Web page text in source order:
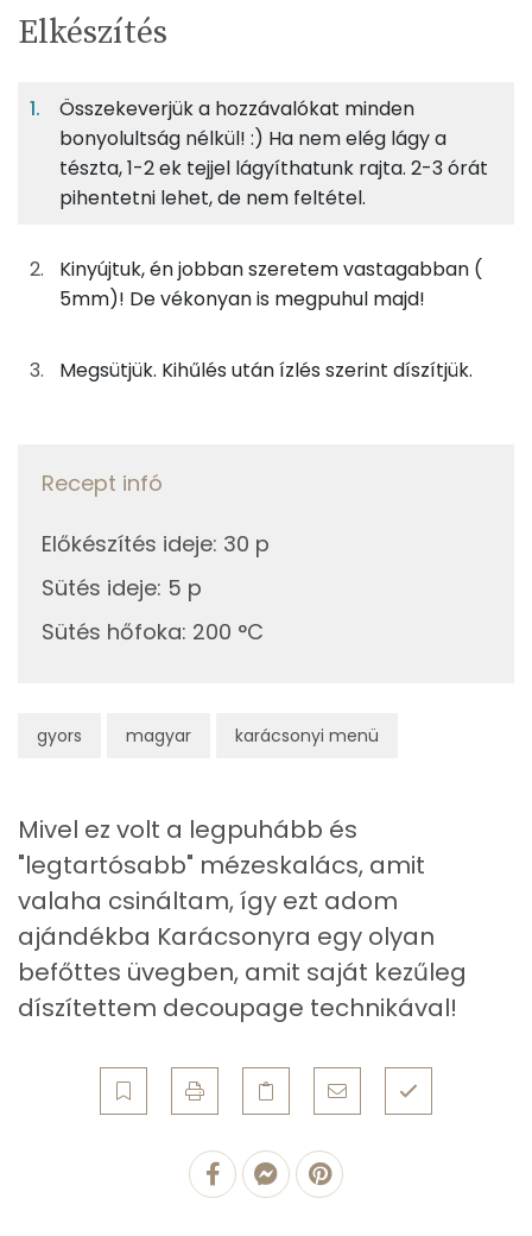
gyors magyar karácsonyi menü
Egy
adagban
6%
Fehérje
63%
Szénhidrát
16%
Zsír
63gfinomliszt
19g margarin
134 kcal
19gcukor
73 kcal
3gtojássárgája
0g szódabikarbóna
0g fahéj
törökmogyoró
Összesen 597 kcal
TÁPANYAGTARTALOM
Egy
adagban
8
adagban
100
grammban
6%
63%
16%
TOP ásványi anyagok
Foszfor
Nátrium
Kálcium
Szelén
TOP vitaminok
Kolin:
Niacin - B3 vitamin:
A vitamin (RAE):
Fehérje
Összesen 9 g
Összesen
22.8 g
Telített zsírsav
Egyszeresen telítetlen zsírsav:
Elkészítés
Összekeverjük a hozzávalókat minden
bonyolultság nélkül! :) Ha nem elég lágy a
tészta, 1-2 ek tejjel lágyíthatunk rajta. 2-3 órát
pihentetni lehet, de nem feltétel.
Kinyújtuk, én jobban szeretem vastagabban (
5mm)! De vékonyan is megpuhul majd!
Megsütjük. Kihűlés után ízlés szerint díszítjük.
Recept infó
Előkészítés ideje: 30 p
Sütés ideje: 5 p
Sütés hőfoka: 200 °C
Mivel ez volt a legpuhább és
"legtartósabb" mézeskalács, amit
valaha csináltam, így ezt adom
ajándékba Karácsonyra egy olyan
befőttes üvegben, amit saját kezűleg
díszítettem decoupage technikával!